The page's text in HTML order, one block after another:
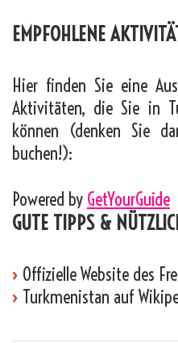
EMPFOHLENE
Hier finden Sie eine
Aktivitäten, die Sie in
können (denken Sie
buchen!):
Powered by GetYourGuide
GUTE TIPPS &
› Offizielle Website des
› Turkmenistan auf